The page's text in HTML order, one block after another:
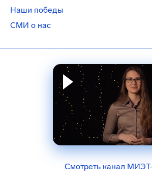
Наши победы
СМИ о нас
Смотреть канал